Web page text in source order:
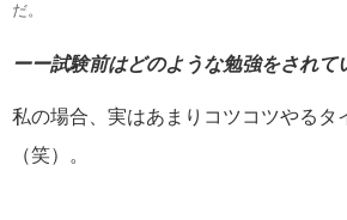
だ。
ーー試験前はどのような勉強をされて
私の場合、実はあまりコツコツやるタ
（笑）。